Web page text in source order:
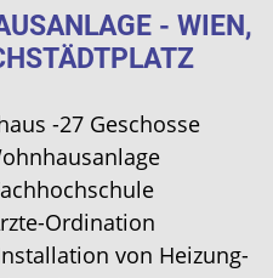
- WIEN,
-27 Geschosse
Ordination
von Heizung-